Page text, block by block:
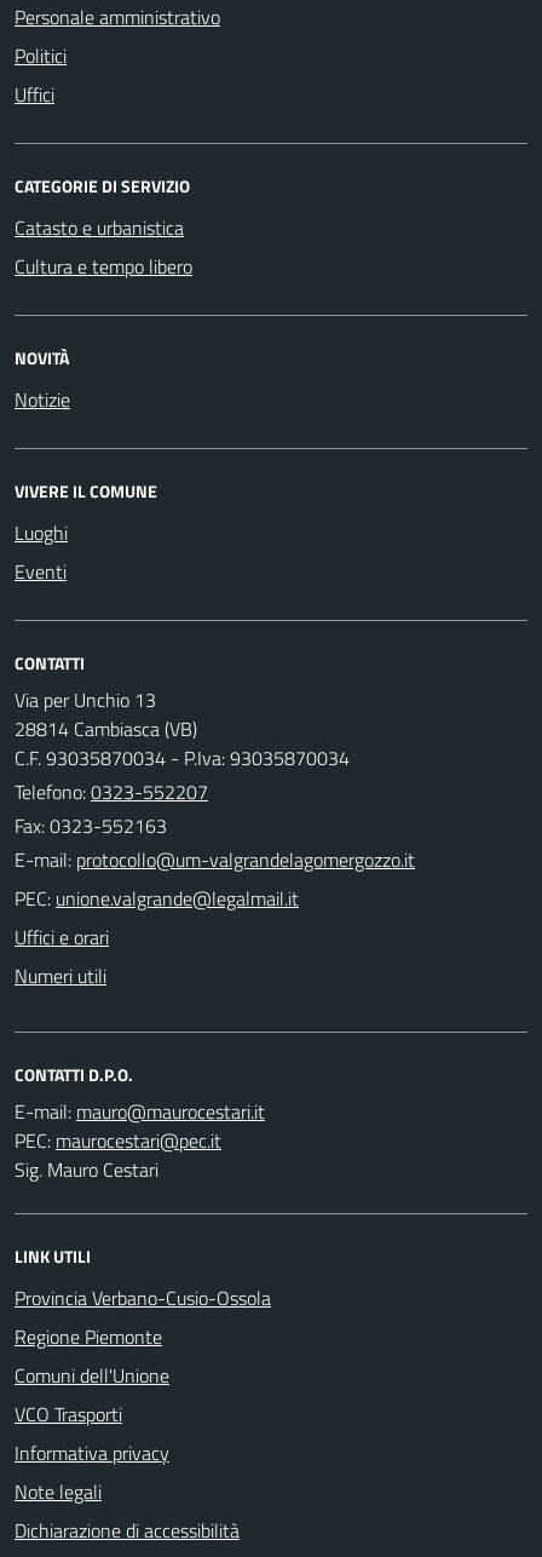
Personale amministrativo
Politici
Uffici
CATEGORIE DI SERVIZIO
Catasto e urbanistica
Cultura e tempo libero
NOVITÀ
Notizie
VIVERE IL COMUNE
Luoghi
Eventi
CONTATTI
Via per Unchio 13
28814 Cambiasca (VB)
C.F. 93035870034 - P.Iva: 93035870034
Telefono:0323-552207
Fax: 0323-552163
E-mail:
PEC:
Uffici e orari
Numeri utili
CONTATTI D.P.O.
E-mail:
PEC:
Sig. Mauro Cestari
LINK UTILI
Provincia Verbano-Cusio-Ossola
Regione Piemonte
Comuni dell'Unione
VCO Trasporti
Informativa privacy
Note legali
Dichiarazione di accessibilità